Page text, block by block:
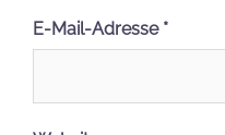
E-Mail-Adresse *